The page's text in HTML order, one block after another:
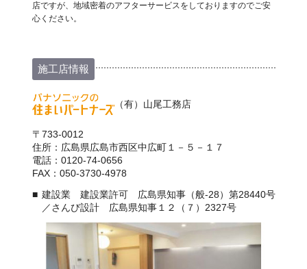
店ですが、地域密着のアフターサービスをしておりますのでご安
心ください。
施工店情報
（有）山尾工務店
〒733-0012
住所：広島県広島市西区中広町１－５－１７
電話：0120-74-0656
FAX：050-3730-4978
建設業 建設業許可 広島県知事（般-28）第28440号
／さんび設計 広島県知事１２（７）2327号